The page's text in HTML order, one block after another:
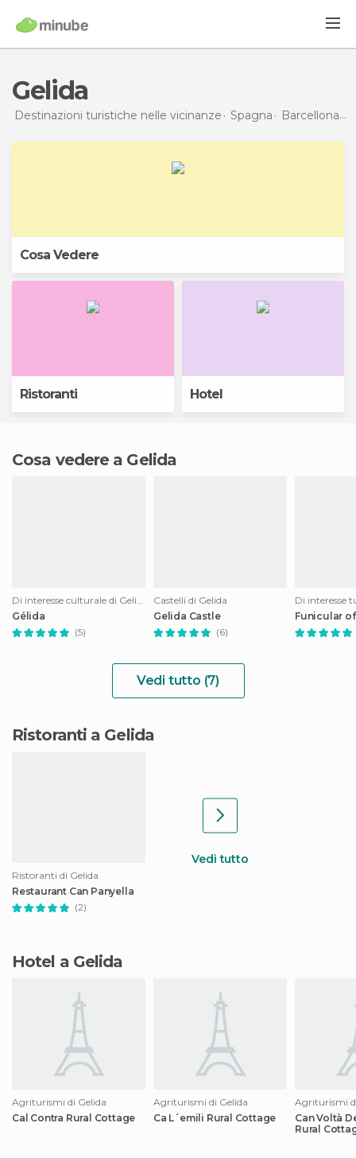
Gelida
Destinazioni turistiche nelle vicinanze Spagna Barcellona
Cosa Vedere
Ristoranti Hotel
Cosa vedere a Gelida
Di interesse culturale di Gelida
Gélida
(5)
Castelli di Gelida
Gelida Castle
(6)
Di interesse
Funicular
Vedi tutto (7)
Ristoranti a Gelida
Ristoranti di Gelida
Restaurant Can Panyella
(2)
Vedi tutto
Hotel a Gelida
Agriturismi di Gelida
Cal Contra Rural Cottage
Agriturismi di Gelida
Ca L´emili Rural Cottage
Agriturismi
Can Voltà
Rural